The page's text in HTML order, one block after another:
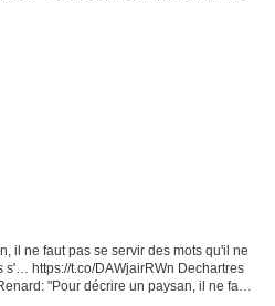
il ne faut pas se servir des mots qu'il ne
s'… https://t.co/DAWjairRWn Dechartres
"Pour décrire un paysan, il ne faut